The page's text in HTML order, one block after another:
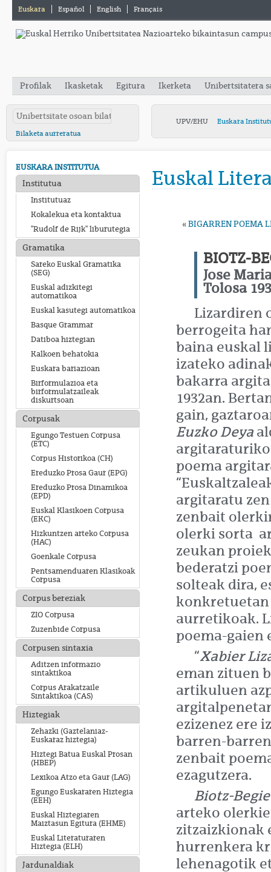
Euskara Español English Français
Profilak Ikasketak Egitura Ikerketa Unibertsitatera
Bilaketa aurreratua
UPV/EHU Euskara
EUSKARA INSTITUTUA
Institutua
Institutuaz
Kokalekua eta kontaktua
"Rudolf de Rijk" liburutegia
Gramatika
Sareko Euskal Gramatika
(SEG)
Euskal adizkitegi
automatikoa
Euskal kasutegi automatikoa
Basque Grammar
Datiboa hiztegian
Kalkoen behatokia
Euskara bariazioan
Birformulazioa eta
birformulatzaileak
diskurtsoan
Corpusak
Egungo Testuen Corpusa
(ETC)
Corpus Historikoa (CH)
Ereduzko Prosa Gaur (EPG)
Ereduzko Prosa Dinamikoa
(EPD)
Euskal Klasikoen Corpusa
(EKC)
Hizkuntzen arteko Corpusa
(HAC)
Goenkale Corpusa
Pentsamenduaren Klasikoak
Corpusa
Corpus bereziak
ZIO Corpusa
Zuzenbide Corpusa
Corpusen sintaxia
Aditzen informazio
sintaktikoa
Corpus Arakatzaile
Sintaktikoa (CAS)
Hiztegiak
Zehazki (Gaztelaniaz-
Euskaraz hiztegia)
Hiztegi Batua Euskal Prosan
(HBEP)
Lexikoa Atzo eta Gaur (LAG)
Egungo Euskararen Hiztegia
(EEH)
Euskal Hiztegiaren
Maiztasun Egitura (EHME)
Euskal Literaturaren
Hiztegia (ELH)
Jardunaldiak
Euskal
« BIGARREN POEMA
BIOTZ-
Jose
Tolosa
Lizardiren
berrogeita
baina euskal
izateko
bakarra
1932an.
gain,
Euzko Deya
poema
argitaratu
zenbait
olerki sorta
zeukan
bederatzi
solteak dira,
konkretuetan
aurretikoak.
poema-gaien
“Xabier
eman zituen
artikuluen
ezizenez ere
barren-
zenbait
ezagutzera.
Biotz-
arteko
zitzaizkionak
hurrenkera
lehenagotik